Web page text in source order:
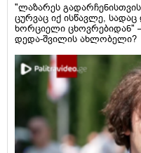
"ლაზარეს
ცურვაც იქ ისწავლე,
ხორციელი ცხოვრებიდან"
დედა-შვილის ახლობელი?